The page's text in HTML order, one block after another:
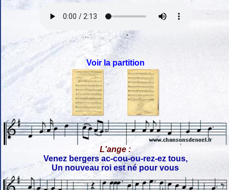
Voir la partition
L'ange :
Venez bergers ac-cou-ou-rez-ez tous,
Un nouveau roi est né pour vous